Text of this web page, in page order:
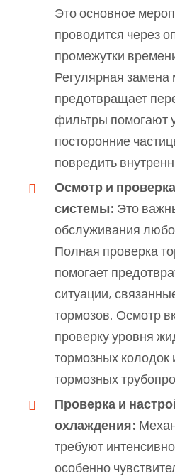
Это основное
проводится через
промежутки
Регулярная замена
предотвращает
фильтры помогают
посторонние
повредить
Осмотр и
системы: Это
обслуживания
Полная проверка
помогает
ситуации,
тормозов. Осмотр
проверку уровня
тормозных колодок
тормозных
Проверка и
охлаждения:
требуют
особенно